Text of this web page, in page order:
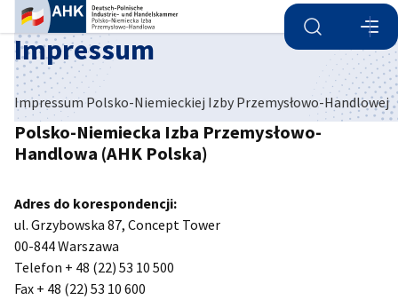
Otwórz
Impressum
Impressum Polsko-Niemieckiej Izby Przemysłowo-Handlowej
Polsko-Niemiecka Izba Przemysłowo-
Handlowa (AHK Polska)
Adres do korespondencji:
ul. Grzybowska 87, Concept Tower
00-844 Warszawa
Telefon + 48 (22) 53 10 500
Fax + 48 (22) 53 10 600